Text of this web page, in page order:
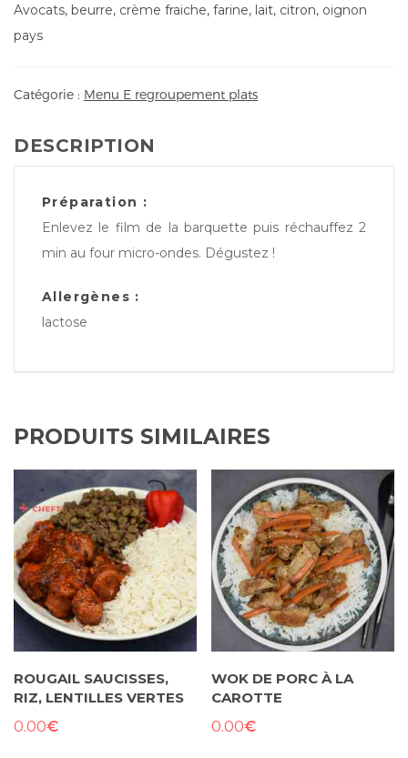
Avocats, beurre, crème fraiche, farine, lait, citron, oignon
pays
Catégorie : Menu E regroupement plats
DESCRIPTION
Préparation :
Enlevez le film de la barquette puis réchauffez 2
min au four micro-ondes. Dégustez !
Allergènes :
lactose
PRODUITS SIMILAIRES
ROUGAIL SAUCISSES,
RIZ, LENTILLES VERTES
0.00€
WOK DE PORC À LA
CAROTTE
0.00€